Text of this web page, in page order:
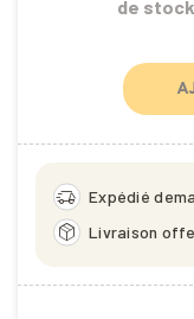
de stock
delivery_truck_speed Expédié
package_2 Livraison